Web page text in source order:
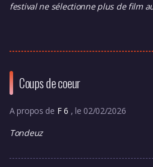
festival ne sélectionne plus de film
Coups de coeur
A propos de F 6 , le 02/02/2026
Tondeuz